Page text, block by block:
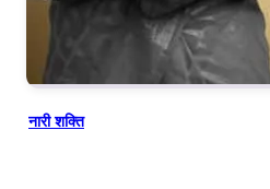
नारी शक्ति